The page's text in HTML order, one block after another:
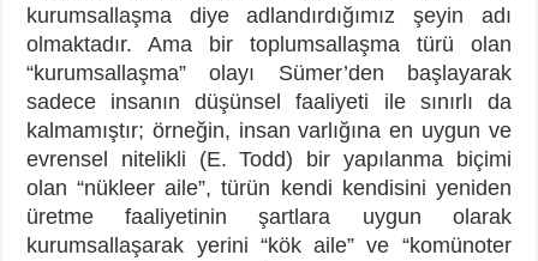
kurumsallaşma diye adlandırdığımız şeyin adı
olmaktadır. Ama bir toplumsallaşma türü olan
“kurumsallaşma” olayı Sümer’den başlayarak
sadece insanın düşünsel faaliyeti ile sınırlı da
kalmamıştır; örneğin, insan varlığına en uygun ve
evrensel nitelikli (E. Todd) bir yapılanma biçimi
olan “nükleer aile”, türün kendi kendisini yeniden
üretme faaliyetinin şartlara uygun olarak
kurumsallaşarak yerini “kök aile” ve “komünoter